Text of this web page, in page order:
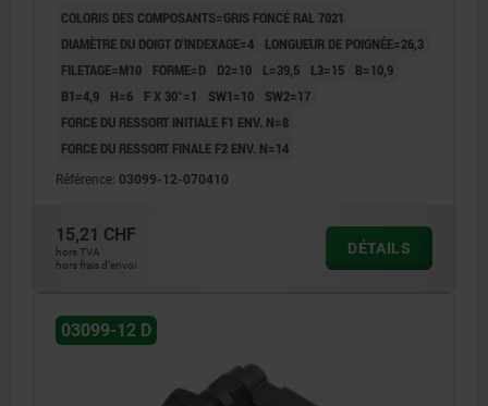
Forme A : sans capuchon de verrouillage
Forme B : sans capuchon de verrouillage
Forme C : avec capuchon de verrouillage
Forme D : avec capuchon de verrouillage
COLORIS DES COMPOSANTS=GRIS FONCÉ RAL 7021
DIAMÈTRE DU DOIGT D'INDEXAGE=4
LONGUEUR DE POIGNÉE=26,3
FILETAGE=M10
FORME=D D2=10 L=39,5 L3=15
B=10,9
B1=4,9
H=6 F X 30°=1 SW1=10
SW2=17
FORCE DU RESSORT INITIALE F1 ENV. N=8
FORCE DU RESSORT FINALE F2 ENV. N=14
Référence: 03099-12-070410
15,21 CHF
hors TVA
hors frais d’envoi
DÉTAILS
03099-12 D